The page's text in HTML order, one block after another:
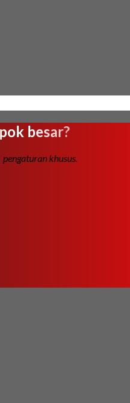
besar?
pengaturan khusus.